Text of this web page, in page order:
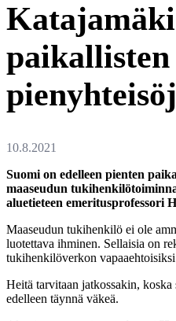
paikallisten
Suomi on edelleen pienten
maaseudun
aluetieteen emeritusprofessori
Maaseudun tukihenkilö ei ole
luotettava ihminen. Sellaisia on
tukihenkilöverkon
Heitä tarvitaan jatkossakin, koska
edelleen täynnä väkeä.